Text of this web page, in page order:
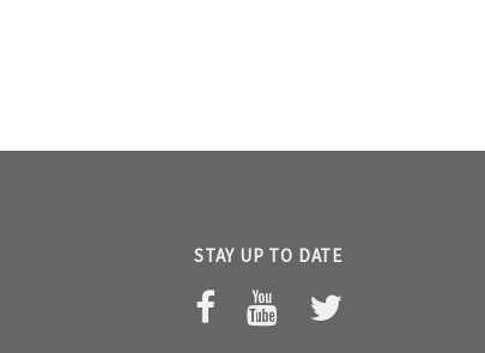
STAY UP TO DATE